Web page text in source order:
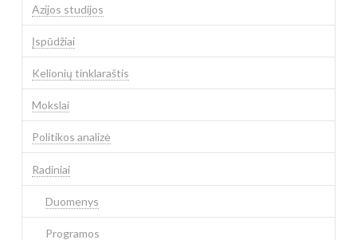
Azijos studijos
Įspūdžiai
Kelionių tinklaraštis
Mokslai
Politikos analizė
Radiniai
Duomenys
Programos